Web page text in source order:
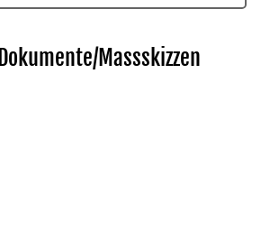
Dokumente/Massskizzen